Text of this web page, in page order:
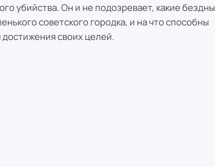
убийства. Он и не подозревает, какие бездны
советского городка, и на что способны
своих целей.